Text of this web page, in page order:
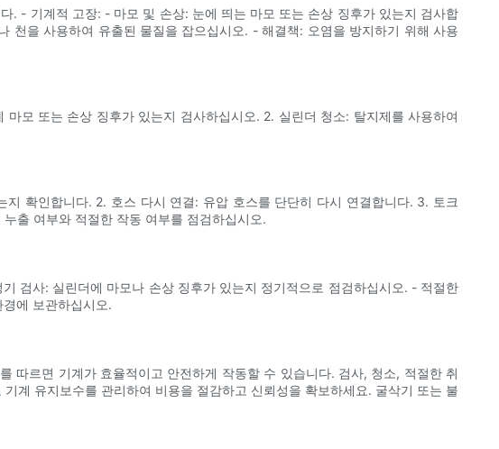
. - 기계적 고장: - 마모 및 손상: 눈에 띄는 마모 또는 손상 징후가 있는지 검사합
을 사용하여 유출된 물질을 잡으십시오. - 해결책: 오염을 방지하기 위해 사용
모 또는 손상 징후가 있는지 검사하십시오. 2. 실린더 청소: 탈지제를 사용하여
확인합니다. 2. 호스 다시 연결: 유압 호스를 단단히 다시 연결합니다. 3. 토크
출 여부와 적절한 작동 여부를 점검하십시오.
검사: 실린더에 마모나 손상 징후가 있는지 정기적으로 점검하십시오. - 적절한
에 보관하십시오.
따르면 기계가 효율적이고 안전하게 작동할 수 있습니다. 검사, 청소, 적절한 취
계 유지보수를 관리하여 비용을 절감하고 신뢰성을 확보하세요. 굴삭기 또는 불